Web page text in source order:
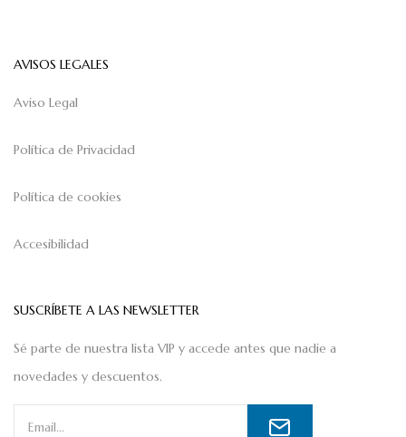
AVISOS LEGALES
Aviso Legal
Política de Privacidad
Política de cookies
Accesibilidad
SUSCRÍBETE A LAS NEWSLETTER
Sé parte de nuestra lista VIP y accede antes que nadie a
novedades y descuentos.